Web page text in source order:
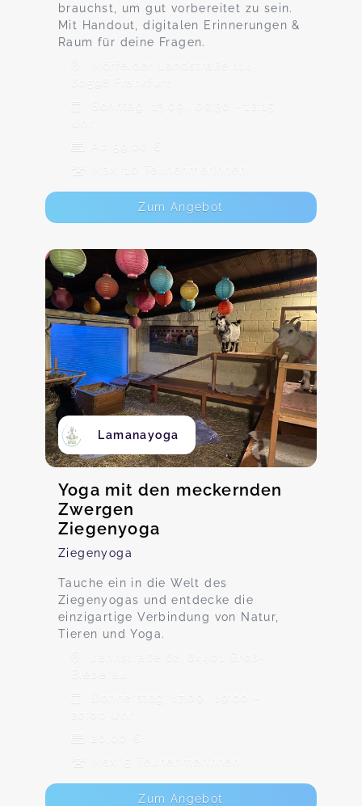
brauchst, um gut vorbereitet zu sein.
Mit Handout, digitalen Erinnerungen &
Raum für deine Fragen.
Mörfelder Landstraße 114,
60598 Frankfurt
Sonntag, 13.09., 09:30 - 12:15
Ab 59,00 €
Max. 10 TeilnehmerInnen
Zum Angebot
Lamanayoga
Yoga mit den meckernden
Zwergen
Ziegenyoga
Ziegenyoga
Tauche ein in die Welt des
Ziegenyogas und entdecke die
einzigartige Verbindung von Natur,
Tieren und Yoga.
Jahnstraße 62, 64401 Groß-
Donnerstag, 17.09., 19:00 -
20:00 Uhr
20,00 €
Max. 5 TeilnehmerInnen
Zum Angebot